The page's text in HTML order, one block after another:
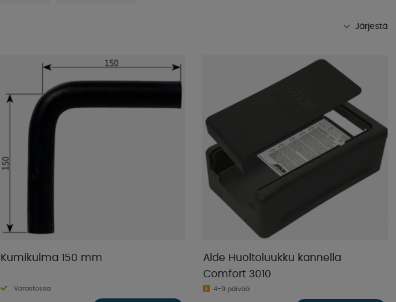
Järjestä
Kaupan suosikit
Nimet Ö-A
Alin hinta
Korkein hinta
Tuotemerkki
Julkistamispäivä
Kumikulma 150 mm
Varastossa
Alde Huoltoluukku kannella
Comfort 3010
4-9 päivää